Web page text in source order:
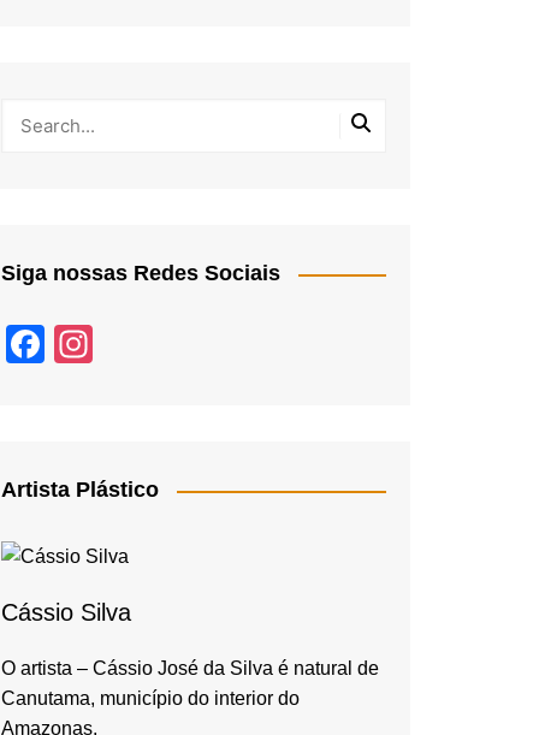
Siga nossas Redes Sociais
F
b
o
k
a
Artista Plástico
Cássio Silva
O artista – Cássio José da Silva é natural de
Canutama, município do interior do
Amazonas,